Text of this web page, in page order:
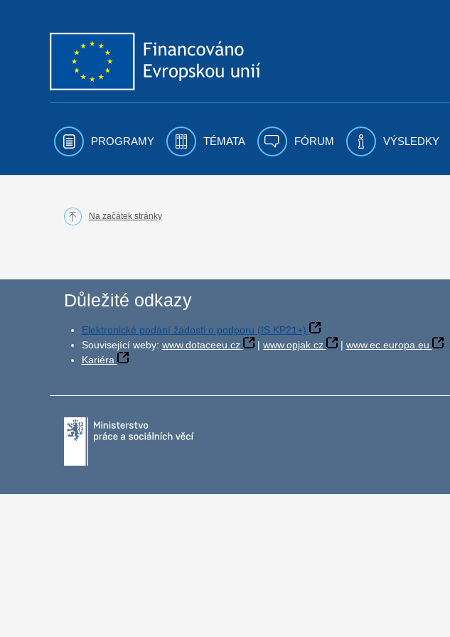
PROGRAMY TÉMATA FÓRUM VÝSLEDKY
Na začátek stránky
Důležité odkazy
Elektronické podání žádosti o podporu (IS KP21+)
Související weby: www.dotaceeu.cz | www.opjak.cz | www.ec.europa.eu
Kariéra